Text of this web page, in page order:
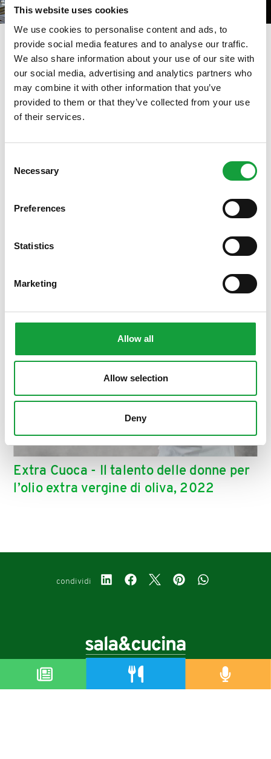
This website uses cookies
We use cookies to personalise content and ads, to
provide social media features and to analyse our traffic.
We also share information about your use of our site with
our social media, advertising and analytics partners who
may combine it with other information that you’ve
provided to them or that they’ve collected from your use
of their services.
Selection
Necessary
Preferences
Statistics
Marketing
Allow all
Allow selection
Deny
tag directory > extra cuoca
Extra Cuoca
Di seguito tutti i contenuti taggati con: Extra Cuoca
Extra Cuoca - Il talento delle donne per
l’olio extra vergine di oliva, 2022
condividi
Copyright © 2019-2026
Autorizzazione del Tribunale di Bologna Nr.8143 del 21/12/2010
ISCRIVITI ALLA NEWSLETTER
Resta aggiornato su tutte le ultime novita nel campo